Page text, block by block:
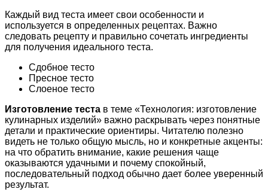
Каждый вид теста имеет свои особенности и
используется в определенных рецептах. Важно
следовать рецепту и правильно сочетать ингредиенты
для получения идеального теста.
Сдобное тесто
Пресное тесто
Слоеное тесто
Изготовление теста в теме «Технология: изготовление
кулинарных изделий» важно раскрывать через понятные
детали и практические ориентиры. Читателю полезно
видеть не только общую мысль, но и конкретные акценты:
на что обратить внимание, какие решения чаще
оказываются удачными и почему спокойный,
последовательный подход обычно дает более уверенный
результат.